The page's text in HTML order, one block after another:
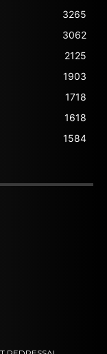
3265
3062
2125
1903
1718
1618
1584